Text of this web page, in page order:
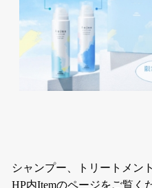
シャンプー、トリートメン
HP内Itemのページをご覧く